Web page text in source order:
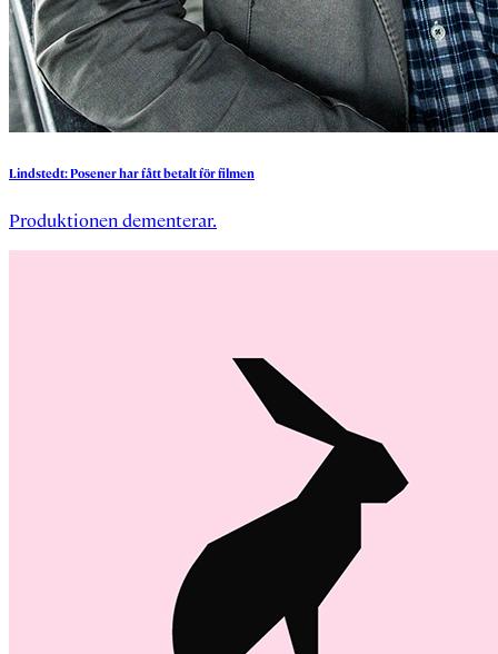
Lindstedt:Posenerharfåttbetaltförfilmen
Produktionen dementerar.